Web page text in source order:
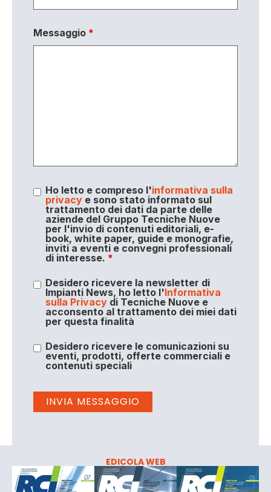
Messaggio *
Ho letto e compreso l'informativa sulla
privacye sono stato informato sul
trattamento dei dati da parte delle
aziende del Gruppo Tecniche Nuove
per l'invio di contenuti editoriali, e-
book, white paper, guide e monografie,
inviti a eventi e convegni professionali
di interesse. *
Desidero ricevere la newsletter di
Impianti News, ho letto l'Informativa
sulla Privacydi Tecniche Nuove e
acconsento al trattamento dei miei dati
per questa finalità
Desidero ricevere le comunicazioni su
eventi, prodotti, offerte commerciali e
contenuti speciali
EDICOLA WEB